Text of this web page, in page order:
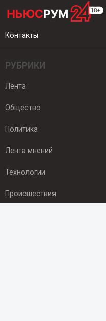
Контакты
РУБРИКИ
Лента
Общество
Политика
Лента мнений
Технологии
Происшествия